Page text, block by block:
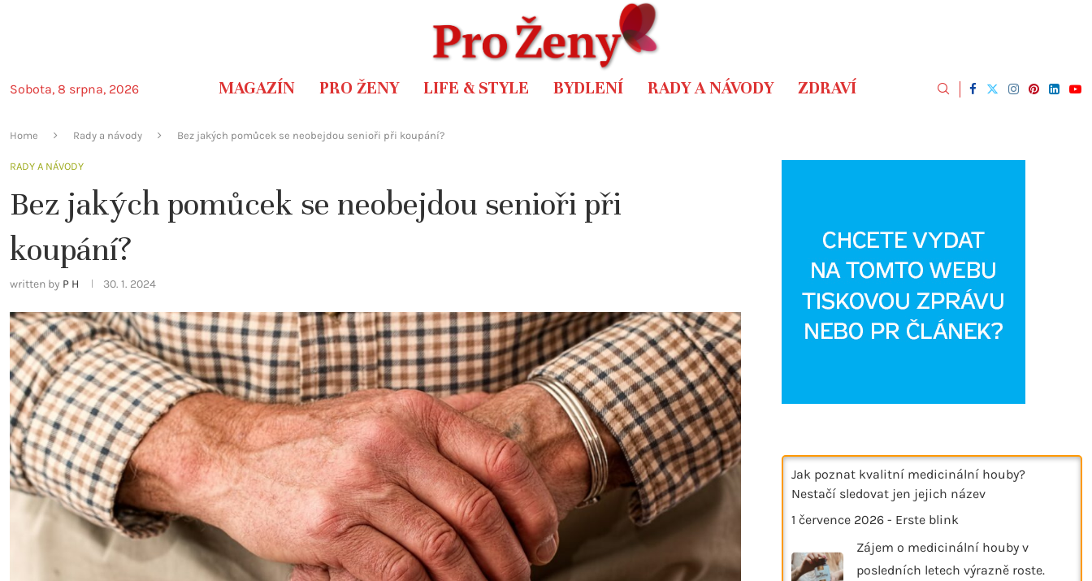
Sobota, 8 srpna, 2026 MAGAZÍN PRO ŽENY LIFE & STYLE BYDLENÍ RADY A NÁVODY ZDRAVÍ
Home Rady a návody Bez jakých pomůcek se neobejdou senioři při koupání?
RADY A NÁVODY
Bez jakých pomůcek se neobejdou senioři při
koupání?
written by P H 30. 1. 2024
Jak poznat kvalitní medicinální houby?
Nestačí sledovat jen jejich název
1 července 2026 - Erste blink
Zájem o medicinální houby v
posledních letech výrazně roste.